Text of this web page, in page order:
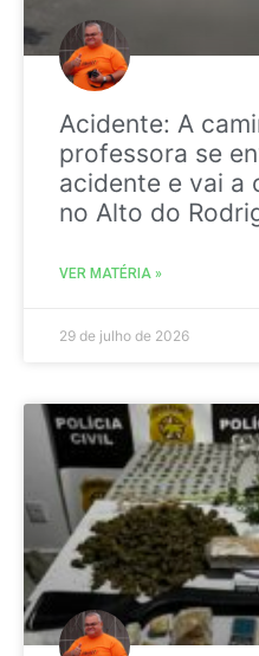
Acidente: A
professora se
acidente e vai a
no Alto do
VER MATÉRIA »
29 de julho de 2026